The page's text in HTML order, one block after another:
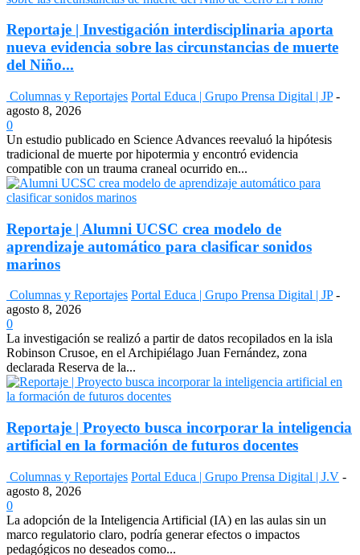
Reportaje | Investigación interdisciplinaria aporta
nueva evidencia sobre las circunstancias de muerte
del Niño...
Columnas y Reportajes Portal Educa | Grupo Prensa Digital | JP -
agosto 8, 2026
0
Un estudio publicado en Science Advances reevaluó la hipótesis
tradicional de muerte por hipotermia y encontró evidencia
compatible con un trauma craneal ocurrido en...
Reportaje | Alumni UCSC crea modelo de
aprendizaje automático para clasificar sonidos
marinos
Columnas y Reportajes Portal Educa | Grupo Prensa Digital | JP -
agosto 8, 2026
0
La investigación se realizó a partir de datos recopilados en la isla
Robinson Crusoe, en el Archipiélago Juan Fernández, zona
declarada Reserva de la...
Reportaje | Proyecto busca incorporar la inteligencia
artificial en la formación de futuros docentes
Columnas y Reportajes Portal Educa | Grupo Prensa Digital | J.V -
agosto 8, 2026
0
La adopción de la Inteligencia Artificial (IA) en las aulas sin un
marco regulatorio claro, podría generar efectos o impactos
pedagógicos no deseados como...